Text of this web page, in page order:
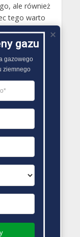
ale również
tego warto
rankingów
rankingi
z między
umowy..
gazu
gazowego
ziemnego